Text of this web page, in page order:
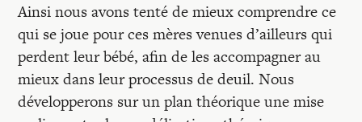
Ainsi nous avons tenté de mieux comprendre ce
qui se joue pour ces mères venues d’ailleurs qui
perdent leur bébé, afin de les accompagner au
mieux dans leur processus de deuil. Nous
développerons sur un plan théorique une mise